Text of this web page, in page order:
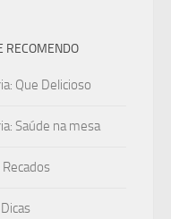
RECOMENDO
Que Delicioso
Saúde na mesa